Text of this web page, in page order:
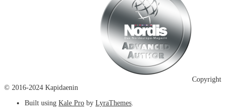
Copyright
© 2016-2024 Kapidaenin
Built using Kale Pro by LyraThemes